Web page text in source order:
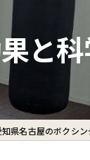
と
知県名古屋のボクシ